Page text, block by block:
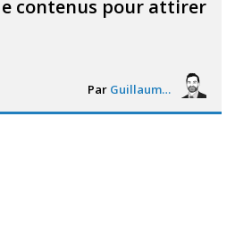
contenus pour attirer
Par Guillaume Vigneron